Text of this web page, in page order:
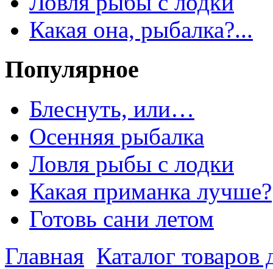
Какая она, рыбалка?...
Популярное
Блеснуть, или…
Осенняя рыбалка
Ловля рыбы с лодки
Какая приманка лучше?
Готовь сани летом
Главная Каталог